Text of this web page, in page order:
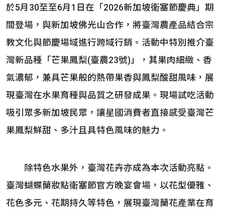
於5月30至至6月1日在「2026新加坡衛塞節慶典」期
間登場，與新加坡佛光山合作，將臺灣農產品結合宗
教文化與節慶場域進行跨域行銷。活動中特別推介臺
灣新品種「芒果鳳梨(臺農23號)」，其果肉細緻、香
氣濃郁，兼具芒果般的熱帶果香與鳳梨酸甜風味，展
現臺灣在水果育種與品質之研發成果。現場試吃活動
吸引眾多新加坡民眾，讓星國消費者直接感受臺灣芒
果鳳梨鮮甜、多汁且具特色風味的魅力。
除特色水果外，臺灣花卉亦成為本次活動亮點。
臺灣蝴蝶蘭妝點衛塞節官方晚宴會場，以花型優雅、
花色多元、花期持久等特色，展現臺灣蘭花產業在育